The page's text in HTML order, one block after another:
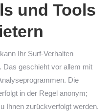
und Tools
Ihr Surf-Verhalten
Das geschieht vor allem mit
Die
in der Regel anonym;
Ihnen zurückverfolgt werden.